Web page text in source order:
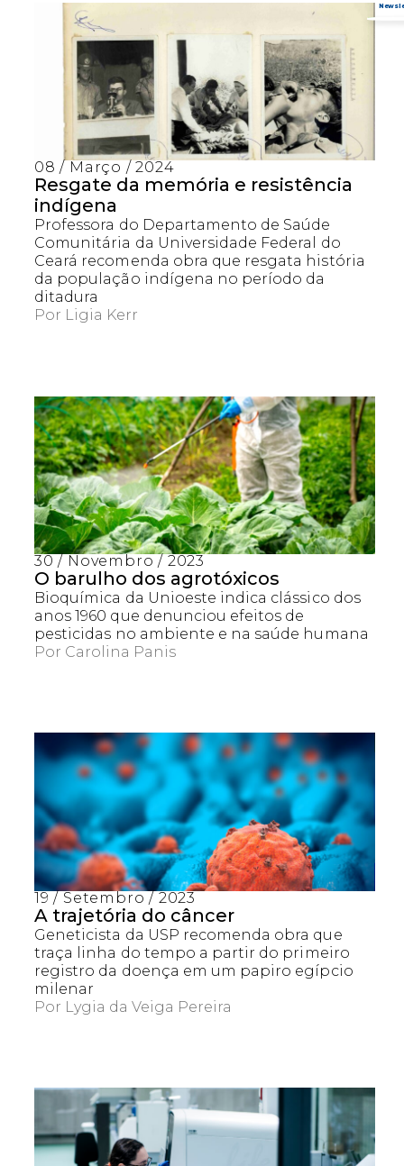
08 / Março / 2024
Resgate da memória e resistência
indígena
Professora do Departamento de Saúde
Comunitária da Universidade Federal do
Ceará recomenda obra que resgata história
da população indígena no período da
ditadura
Por Ligia Kerr
30 / Novembro / 2023
O barulho dos agrotóxicos
Bioquímica da Unioeste indica clássico dos
anos 1960 que denunciou efeitos de
pesticidas no ambiente e na saúde humana
Por Carolina Panis
19 / Setembro / 2023
A trajetória do câncer
Geneticista da USP recomenda obra que
traça linha do tempo a partir do primeiro
registro da doença em um papiro egípcio
milenar
Por Lygia da Veiga Pereira